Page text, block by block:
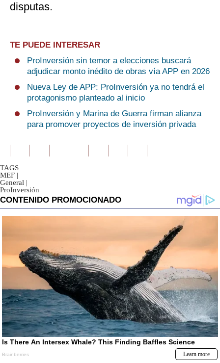
disputas.
TE PUEDE INTERESAR
ProInversión sin temor a elecciones buscará
adjudicar monto inédito de obras vía APP en 2026
Nueva Ley de APP: ProInversión ya no tendrá el
protagonismo planteado al inicio
ProInversión y Marina de Guerra firman alianza
para promover proyectos de inversión privada
TAGS
MEF |
General |
ProInversión